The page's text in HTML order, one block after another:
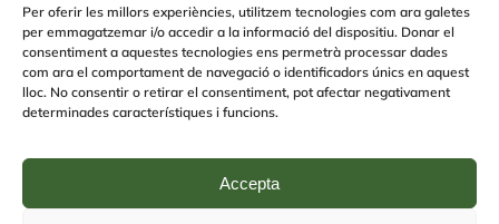
Per oferir les millors experiències, utilitzem tecnologies com ara galetes
per emmagatzemar i/o accedir a la informació del dispositiu. Donar el
consentiment a aquestes tecnologies ens permetrà processar dades
com ara el comportament de navegació o identificadors únics en aquest
lloc. No consentir o retirar el consentiment, pot afectar negativament
determinades característiques i funcions.
Accepta
+EDUCA
EDUCA Espai Lúdic
EDUCA Serveis